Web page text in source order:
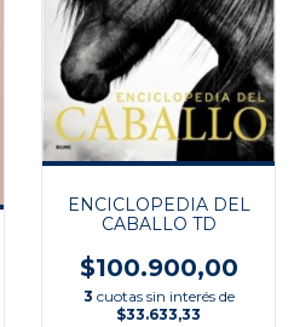
ENCICLOPEDIA DEL
CABALLO TD
$100.900,00
3 cuotas sin interés de
$33.633,33